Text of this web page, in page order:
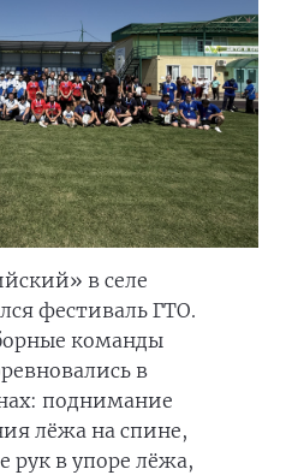
в селе
фестиваль ГТО.
команды
в
поднимание
лёжа на спине,
рук в упоре лёжа,